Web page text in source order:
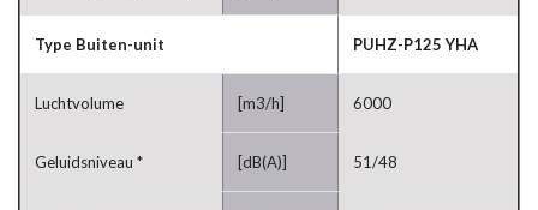
Type Buiten-unit PUHZ-P125 YHA
Luchtvolume [m3/h] 6000
Geluidsniveau * [dB(A)] 51/48